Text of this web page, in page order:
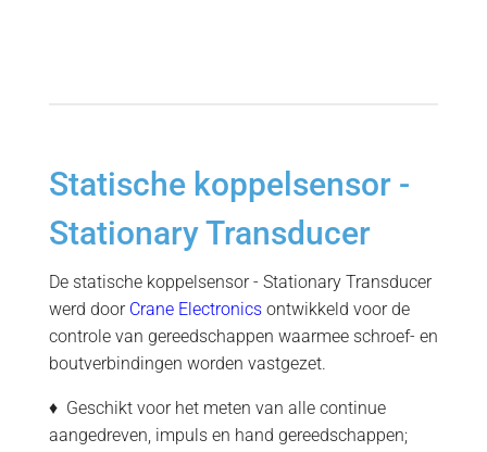
Statische koppelsensor -
Stationary Transducer
De statische koppelsensor - Stationary Transducer
werd door Crane Electronicsontwikkeld voor de
controle van gereedschappen waarmee schroef- en
boutverbindingen worden vastgezet.
♦ Geschikt voor het meten van alle continue
aangedreven, impuls en hand gereedschappen;